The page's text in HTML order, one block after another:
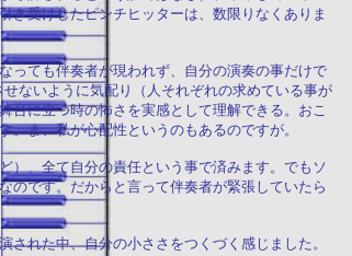
き受けしたピンチヒッターは、数限りなくありま
っても伴奏者が現われず、自分の演奏の事だけで
ないように気配り（人それぞれの求めている事が
台に立つ時の怖さを実感として理解できる。おこ
ま、私が心配性というのもあるのですが。
）、全て自分の責任という事で済みます。でもソ
のです。だからと言って伴奏者が緊張していたら
れた中、自分の小ささをつくづく感じました。